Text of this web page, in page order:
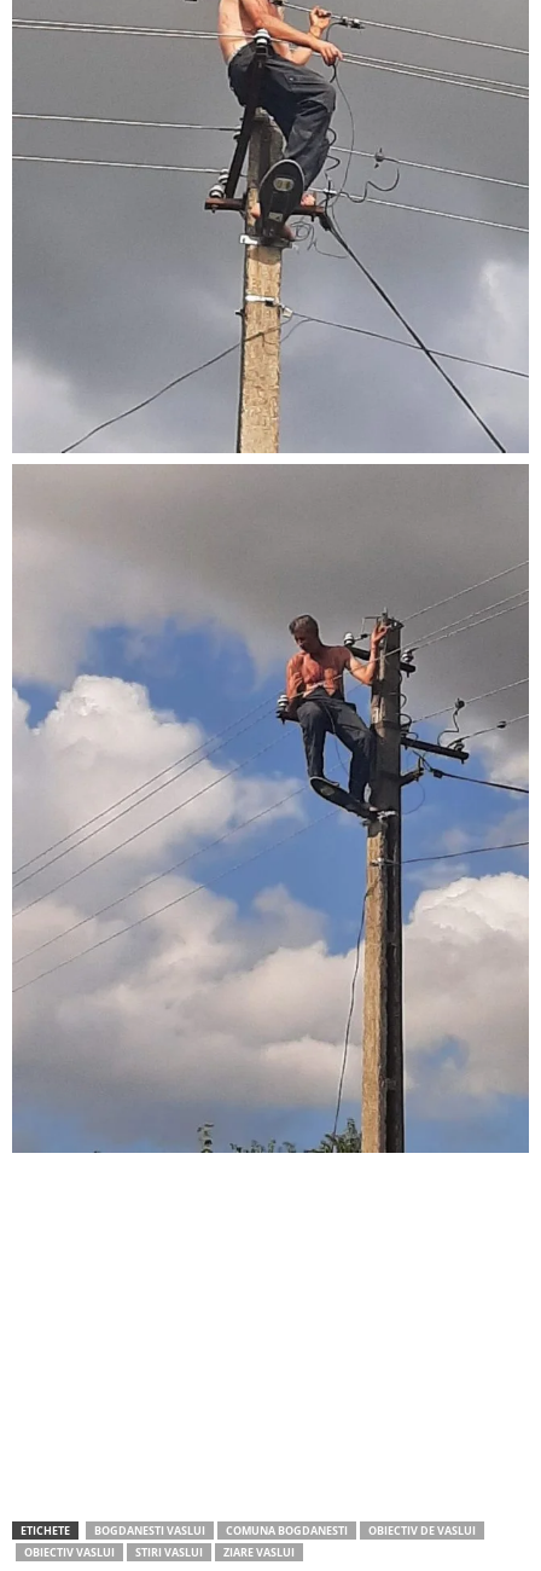
ETICHETE BOGDANESTI VASLUI COMUNA BOGDANESTI
OBIECTIV DE VASLUI
OBIECTIV VASLUI
STIRI VASLUI ZIARE VASLUI